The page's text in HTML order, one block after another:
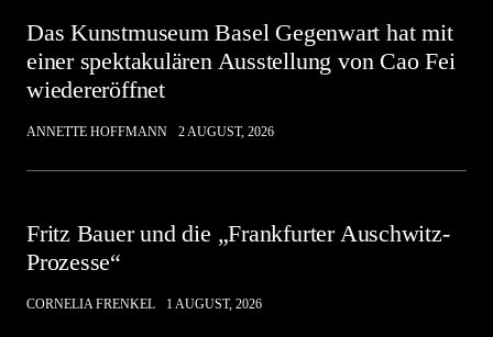
Das Kunstmuseum Basel Gegenwart hat mit
einer spektakulären Ausstellung von Cao Fei
wiedereröffnet
ANNETTE HOFFMANN 2 AUGUST, 2026
Fritz Bauer und die „Frankfurter Auschwitz-
Prozesse“
CORNELIA FRENKEL 1 AUGUST, 2026